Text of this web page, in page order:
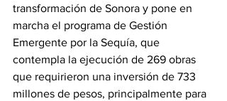
transformación de Sonora y pone en
marcha el programa de Gestión
Emergente por la Sequía, que
contempla la ejecución de 269 obras
que requirieron una inversión de 733
millones de pesos, principalmente para